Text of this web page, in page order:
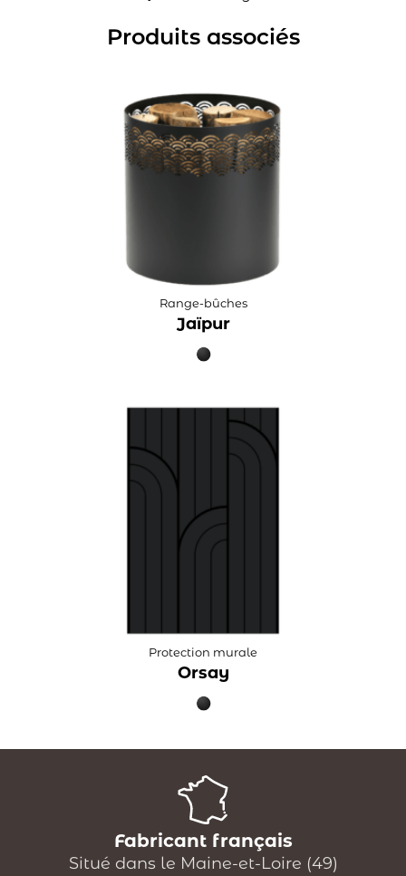
Produits associés
Range-bûches
Jaïpur
Protection murale
Orsay
Fabricant français
Situé dans le Maine-et-Loire (49)